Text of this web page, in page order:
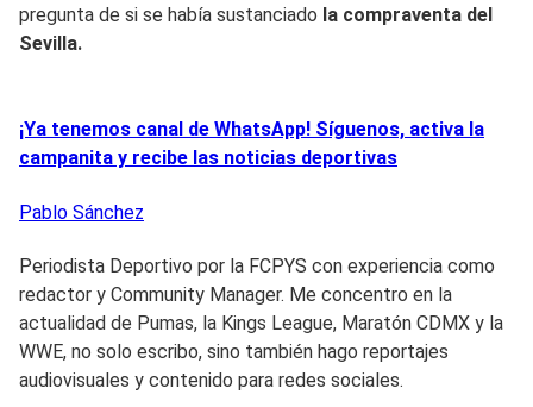
pregunta de si se había sustanciado la compraventa del
Sevilla.
¡Ya tenemos canal de WhatsApp! Síguenos, activa la
campanita y recibe las noticias deportivas
Pablo Sánchez
Periodista Deportivo por la FCPYS con experiencia como
redactor y Community Manager. Me concentro en la
actualidad de Pumas, la Kings League, Maratón CDMX y la
WWE, no solo escribo, sino también hago reportajes
audiovisuales y contenido para redes sociales.